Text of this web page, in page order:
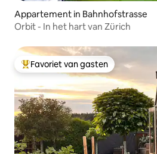
Appartement in Bahnhofstrasse
Orbit - In het hart van Zürich
Topfavoriet van gasten
Favoriet van gasten